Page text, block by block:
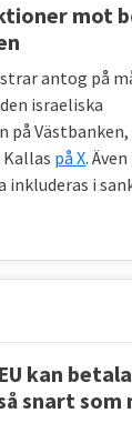
2018. Det
av alla
mot
antog på
israeliska
Västbanken,
på X.
inkluderas i
kan
snart